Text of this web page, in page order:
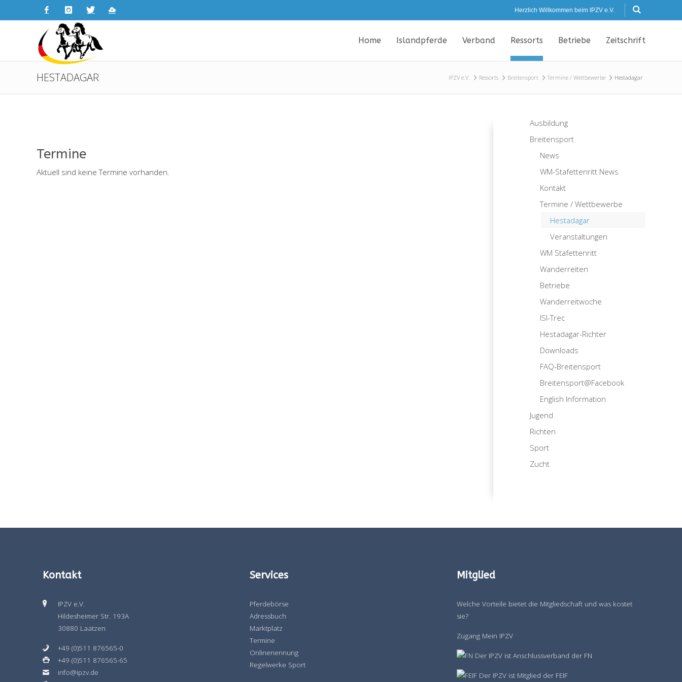
Herzlich Willkommen beim IPZV e.V.
Home Islandpferde Verband Ressorts Betriebe Zeitschrift
IPZV e.V. Ressorts Breitensport Termine / Wettbewerbe Hestadagar
HESTADAGAR
Termine
Aktuell sind keine Termine vorhanden.
Ausbildung
Breitensport
News
WM-Stafettenritt News
Kontakt
Termine / Wettbewerbe
Hestadagar
Veranstaltungen
WM Stafettenritt
Wanderreiten
Betriebe
Wanderreitwoche
ISI-Trec
Hestadagar-Richter
Downloads
FAQ-Breitensport
Breitensport@Facebook
English Information
Jugend
Richten
Sport
Zucht
Kontakt
IPZV e.V.
Hildesheimer Str. 193A
30880 Laatzen
+49 (0)511 876565-0
+49 (0)511 876565-65
info@ipzv.de
Services
Pferdebörse
Adressbuch
Marktplatz
Termine
Onlinenennung
Regelwerke Sport
Mitglied
Welche Vorteile bietet die Mitgliedschaft und was kostet
sie?
Zugang Mein IPZV
Der IPZV ist Anschlussverband der FN
Der IPZV ist Mitglied der FEIF